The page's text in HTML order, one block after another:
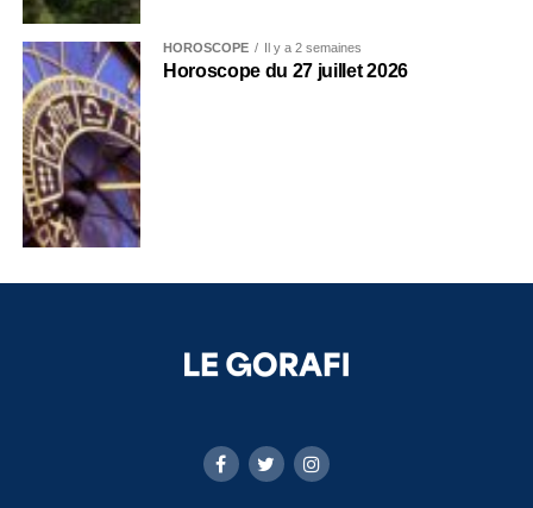
HOROSCOPE Il y a 2 semaines
Horoscope du 27 juillet 2026